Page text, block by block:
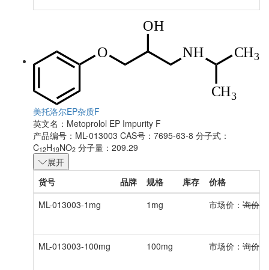
美托洛尔EP杂质F
英文名： Metoprolol EP Impurity F
产品编号：ML-013003 CAS号：7695-63-8 分子式：
C12H19NO2 分子量：209.29
展开
货号
品牌 规格 库存
价格
ML-013003-1mg
1mg 市场价： 询价
ML-013003-100mg 100mg 市场价： 询价